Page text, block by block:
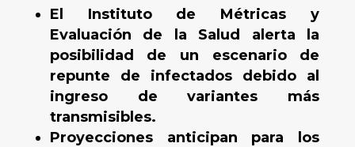
El Instituto de Métricas y
Evaluación de la Salud alerta la
posibilidad de un escenario de
repunte de infectados debido al
ingreso de variantes más
transmisibles.
Proyecciones anticipan para los